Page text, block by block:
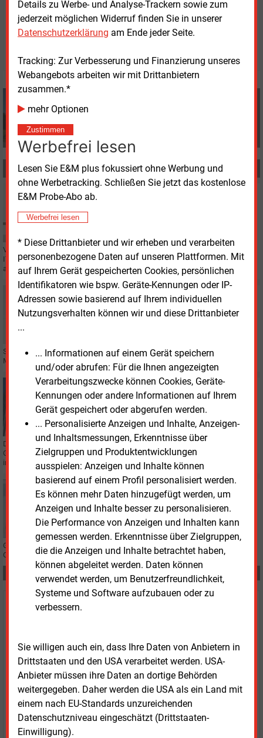
Details zu Werbe- und Analyse-Trackern sowie zum
jederzeit möglichen Widerruf finden Sie in unserer
Datenschutzerklärung am Ende jeder Seite.
Tracking: Zur Verbesserung und Finanzierung unseres
Webangebots arbeiten wir mit Drittanbietern
zusammen.*
mehr Optionen
Zustimmen
Werbefrei lesen
Lesen Sie E&M plus fokussiert ohne Werbung und
ohne Werbetracking. Schließen Sie jetzt das kostenlose
E&M Probe-Abo ab.
Werbefrei lesen
* Diese Drittanbieter und wir erheben und verarbeiten
personenbezogene Daten auf unseren Plattformen. Mit
auf Ihrem Gerät gespeicherten Cookies, persönlichen
Identifikatoren wie bspw. Geräte-Kennungen oder IP-
Adressen sowie basierend auf Ihrem individuellen
Nutzungsverhalten können wir und diese Drittanbieter
...
... Informationen auf einem Gerät speichern
und/oder abrufen: Für die Ihnen angezeigten
Verarbeitungszwecke können Cookies, Geräte-
Kennungen oder andere Informationen auf Ihrem
Gerät gespeichert oder abgerufen werden.
... Personalisierte Anzeigen und Inhalte, Anzeigen-
und Inhaltsmessungen, Erkenntnisse über
Zielgruppen und Produktentwicklungen
ausspielen: Anzeigen und Inhalte können
basierend auf einem Profil personalisiert werden.
Es können mehr Daten hinzugefügt werden, um
Anzeigen und Inhalte besser zu personalisieren.
Die Performance von Anzeigen und Inhalten kann
gemessen werden. Erkenntnisse über Zielgruppen,
die die Anzeigen und Inhalte betrachtet haben,
können abgeleitet werden. Daten können
verwendet werden, um Benutzerfreundlichkeit,
Systeme und Software aufzubauen oder zu
verbessern.
Sie willigen auch ein, dass Ihre Daten von Anbietern in
Drittstaaten und den USA verarbeitet werden. USA-
Anbieter müssen ihre Daten an dortige Behörden
weitergegeben. Daher werden die USA als ein Land mit
einem nach EU-Standards unzureichenden
Datenschutzniveau eingeschätzt (Drittstaaten-
Einwilligung).
Dienstag, 11.02.2025, 13:05 Uhr
Volker Stephan
MEHR ZUM THEMA
Amann legt Vorstandsmandat bei MVV nieder
Verena Amann, Vorständin mit den Verantwortungsbereichen Personal und
IT bei der MVV Energie AG, wird zum 30. September 2025 aus dem Vorstand
ausscheiden.
PERSONALIE
Clemens tritt Chef-Posten bei der MVV Energie an
Seit dem 1. April hat der Mannheimer Energieversorger MVV Energie AG in
Mannheim einen neuen Vorstandsvorsitzenden.
Mittwoch, 19.03.2025, 10:27
WÄRME
MVV baut zweite Großwärmepumpe
Das Mannheimer Energieunternehmen MVV will eine weitere
Großwärmepumpe sowie einen wasserstofffähigen Fernwärmenachheizer
installieren.
PERSONALIE
EVO-Technikchef hört auf
Günther Weiß, langjähriger Technikvorstand der Energieversorgung
Offenbach, scheidet zum Jahresende aus dem Unternehmen aus.
Haben Sie Interesse an Content oder
Sprechen Sie uns an, wenn Sie Fragen zur Nutzung von
Das E&M-Vertriebsteam freut sich unter Tel. 08152 / 93
vertrieb@energie-und-management.de
über Ihre Anfrage.